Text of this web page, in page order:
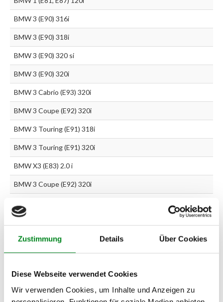
Zustimmung Details Über Cookies
Diese Webseite verwendet Cookies
Wir verwenden Cookies, um Inhalte und Anzeigen zu
BMW 3 (E90) 316i
BMW 3 (E90) 318i
BMW 3 (E90) 320 si
BMW 3 (E90) 320i
BMW 3 Cabrio (E93) 320i
BMW 3 Coupe (E92) 320i
BMW 3 Touring (E91) 318i
BMW 3 Touring (E91) 320i
BMW X3 (E83) 2.0 i
BMW 3 Coupe (E92) 320i
Zur exakten Fahrzeug-Identifizierung können Sie auch unseren
Passendes Fahrzeug nicht dabei?